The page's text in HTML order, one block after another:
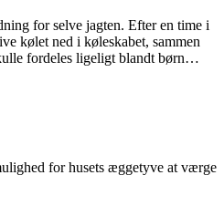
for selve jagten. Efter en time i
kølet ned i køleskabet, sammen
fordeles ligeligt blandt børn…
for husets æggetyve at værge